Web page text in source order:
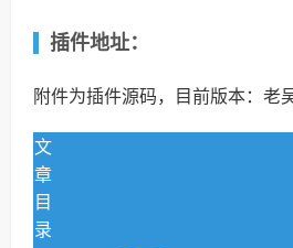
插件地址：
附件为插件源码，目前版本：老
文
章
目
录